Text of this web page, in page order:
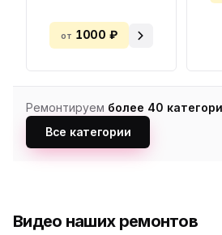
от 1000 ₽
Ремонтируем более 40
Все категории
Видео наших ремонтов